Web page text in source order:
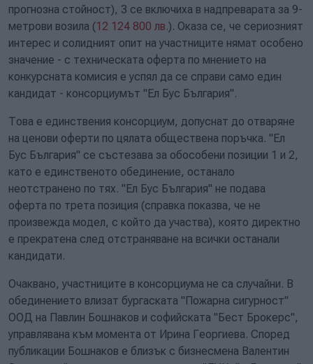
прогнозна стойност), 3 се включиха в надпреварата за 9-
метрови возила (12 124 800 лв.). Оказа се, че сериозният
интерес и солидният опит на участниците нямат особено
значение - с техническата оферта по мнението на
конкурсната комисия е успял да се справи само един
кандидат - консорциумът "Ел Бус България".
Това е единствения консорциум, допуснат до отваряне
на ценови оферти по цялата обществена поръчка. "Ел
Бус България" се състезава за обособени позиции 1 и 2,
като е единственото обединение, останало
неотстранено по тях. "Ел Бус България" не подава
оферта по трета позиция (справка показва, че не
произвежда модел, с който да участва), която директно
е прекратена след отстраняване на всички останали
кандидати.
Очаквано, участниците в консорциума не са случайни. В
обединението влизат бургаската "Пожарна сигурност"
ООД на Павлин Бошнаков и софийската "Бест Брокерс",
управлявана към момента от Ирина Георгиева. Според
публикации Бошнаков е близък с бизнесмена Валентин